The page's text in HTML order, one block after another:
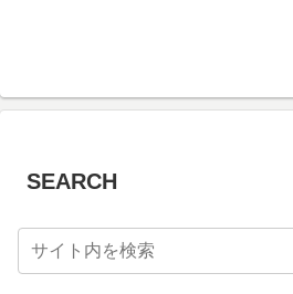
SEARCH